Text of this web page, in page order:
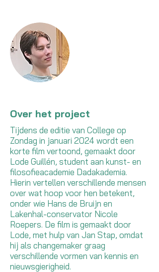
Over het project
Tijdens de editie van College op
Zondag in januari 2024 wordt een
korte film vertoond, gemaakt door
Lode Guillén, student aan kunst- en
filosofieacademie Dadakademia.
Hierin vertellen verschillende mensen
over wat hoop voor hen betekent,
onder wie Hans de Bruijn en
Lakenhal-conservator Nicole
Roepers. De film is gemaakt door
Lode, met hulp van Jan Stap, omdat
hij als changemaker graag
verschillende vormen van kennis en
nieuwsgierigheid.